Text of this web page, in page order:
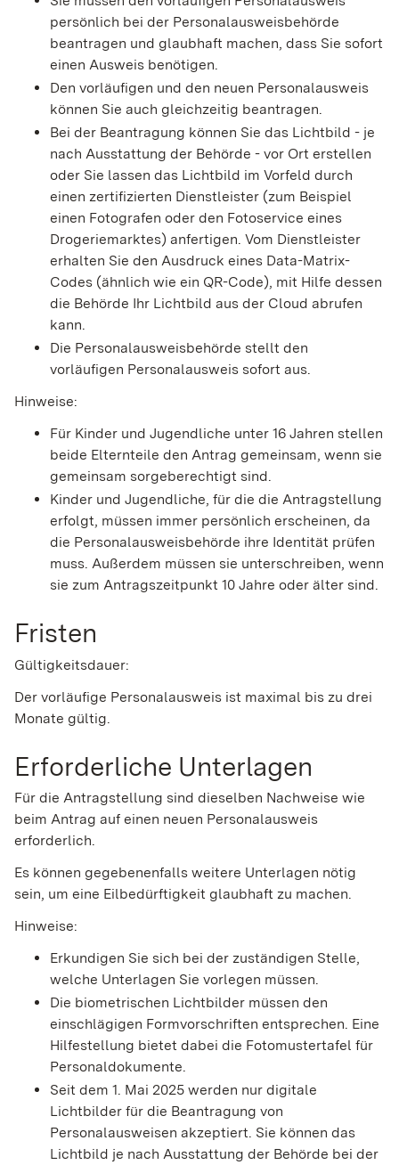
persönlich bei der Personalausweisbehörde
beantragen und glaubhaft machen, dass Sie sofort
einen Ausweis benötigen.
Den vorläufigen und den neuen Personalausweis
können Sie auch gleichzeitig beantragen.
Bei der Beantragung können Sie das Lichtbild - je
nach Ausstattung der Behörde - vor Ort erstellen
oder Sie lassen das Lichtbild im Vorfeld durch
einen zertifizierten Dienstleister (zum Beispiel
einen Fotografen oder den Fotoservice eines
Drogeriemarktes) anfertigen. Vom Dienstleister
erhalten Sie den Ausdruck eines Data-Matrix-
Codes (ähnlich wie ein QR-Code), mit Hilfe dessen
die Behörde Ihr Lichtbild aus der Cloud abrufen
kann.
Die Personalausweisbehörde stellt den
vorläufigen Personalausweis sofort aus.
Hinweise:
Für Kinder und Jugendliche unter 16 Jahren stellen
beide Elternteile den Antrag gemeinsam, wenn sie
gemeinsam sorgeberechtigt sind.
Kinder und Jugendliche, für die die Antragstellung
erfolgt, müssen immer persönlich erscheinen, da
die Personalausweisbehörde ihre Identität prüfen
muss. Außerdem müssen sie unterschreiben, wenn
sie zum Antragszeitpunkt 10 Jahre oder älter sind.
Fristen
Gültigkeitsdauer:
Der vorläufige Personalausweis ist maximal bis zu drei
Monate gültig.
Erforderliche Unterlagen
Für die Antragstellung sind dieselben Nachweise wie
beim Antrag auf einen neuen Personalausweis
erforderlich.
Es können gegebenenfalls weitere Unterlagen nötig
sein, um eine Eilbedürftigkeit glaubhaft zu machen.
Hinweise:
Erkundigen Sie sich bei der zuständigen Stelle,
welche Unterlagen Sie vorlegen müssen.
Die biometrischen Lichtbilder müssen den
einschlägigen Formvorschriften entsprechen. Eine
Hilfestellung bietet dabei die Fotomustertafel für
Personaldokumente.
Seit dem 1. Mai 2025 werden nur digitale
Lichtbilder für die Beantragung von
Personalausweisen akzeptiert. Sie können das
Lichtbild je nach Ausstattung der Behörde bei der